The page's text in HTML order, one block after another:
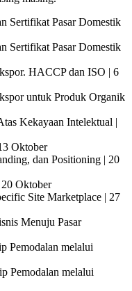
Sertifikat Pasar Domestik
Sertifikat Pasar Domestik
HACCP dan ISO | 6
untuk Produk Organik
Kekayaan Intelektual |
Oktober
dan Positioning | 20
Oktober
Site Marketplace | 27
Menuju Pasar
Pemodalan melalui
Pemodalan melalui